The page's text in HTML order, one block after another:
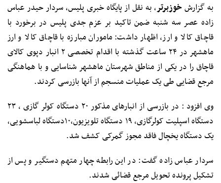
به گزارشخوزبرتر، به نقل از پایگاه خبری پلیس، سردار حیدر عباس
زاده عصر سه شنبه ضمن تاکید بر عزم جدی پلیس در برخورد با
قاچاق کالا و ارز، اظهار داشت: ماموران مبارزه با قاچاق کالا و ارز
ماهشهر در ۲۴ ساعت گذشته با اقدام تخصصی ۲ انبار دپوی کالای
قاچاق را در یکی از مناطق شهرستان ماهشهر شناسایی و با هماهنگی
مرجع قضایی طی یک عملیات منسجم از آنها بازرسی کردند.
وی افزود : در بازرسی از انبارهای مذکور ۲۰ دستگاه کولر گازی ، ۲۳
دستگاه اسپلیت کولرگازی، ۱۹ دستگاه تلویزیون،۱۰دستگاه لباسشویی،
یک دستگاه یخچال فاقد مجوز گمرکی کشف شد.
سردار عباس زاده گفت: در این رابطه چهار متهم دستگیر و پس از
تشکیل پرونده تحویل مرجع قضائی شدند.